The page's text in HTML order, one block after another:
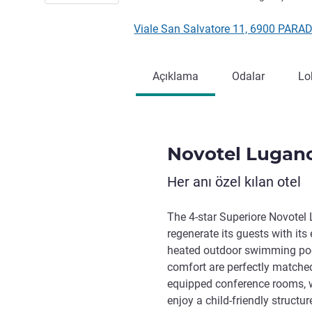
Viale San Salvatore 11, 6900
Açıklama Odalar
Novotel
Her anı özel kılan otel
The 4-star Superiore
regenerate its guests with its
heated outdoor swimming
comfort are perfectly
equipped conference
enjoy a child-friendly